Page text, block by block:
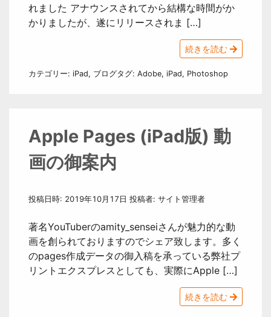
れました アナウンスされてから結構な時間がか
かりましたが、遂にリリースされま […]
続きを読む
カテゴリー: iPad, ブログタグ: Adobe, iPad, Photoshop
Apple Pages (iPad版) 動
画の御案内
投稿日時: 2019年10月17日 投稿者: サイト管理者
著名YouTuberのamity_senseiさんが魅力的な動
画を創られておりますのでシェア致します。多く
のpages作成データの御入稿を承っている弊社プ
リントエクスプレスとしても、実際にApple […]
続きを読む